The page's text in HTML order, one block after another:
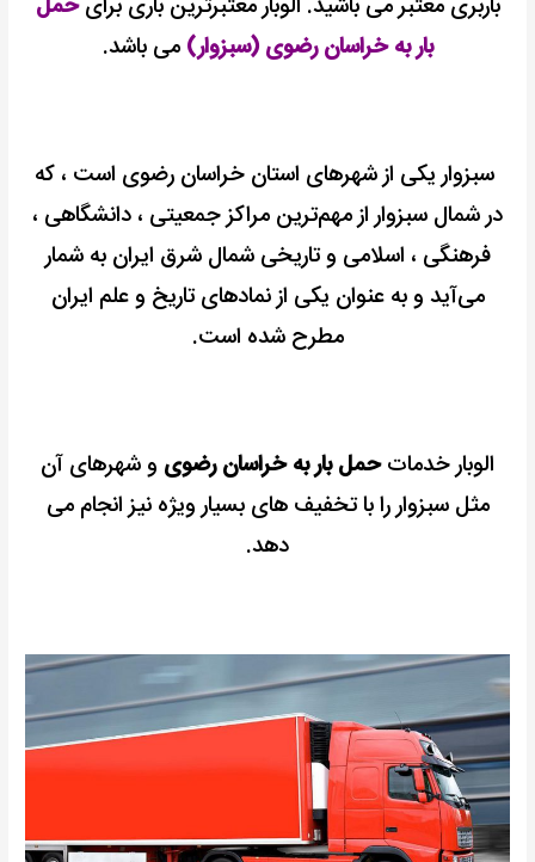
بار به خراسان رضوی (سبزوار) می باشد.
سبزوار یکی از شهرهای استان خراسان رضوی است ، که
در شمال سبزوار از مهم‌ترین مراکز جمعیتی ، دانشگاهی ،
فرهنگی ، اسلامی و تاریخی شمال شرق ایران به‌ شمار
می‌آید و به عنوان یکی از نمادهای تاریخ و علم ایران
مطرح شده است.
الوبار خدماتحمل بار به خراسان رضوی و شهرهای آن
مثل سبزوار را با تخفیف های بسیار ویژه نیز انجام می
دهد.